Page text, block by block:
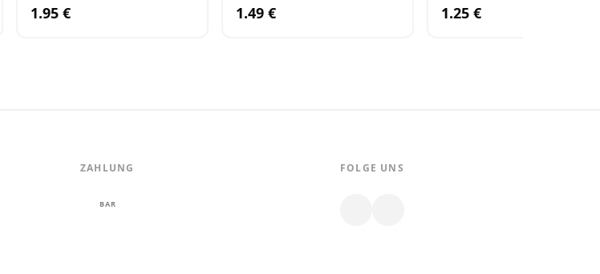
1.95 € 1.49 € 1.25 €
ZAHLUNG
BAR
FOLGE UNS